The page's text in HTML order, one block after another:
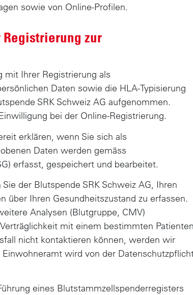
sowie von Online-Profilen.
zur
mit Ihrer Registrierung als
Daten sowie die HLA-Typisierung
SRK Schweiz AG aufgenommen.
bei der Online-Registrierung.
erklären, wenn Sie sich als
Daten werden gemäss
erfasst, gespeichert und bearbeitet.
der Blutspende SRK Schweiz AG, Ihren
über Ihren Gesundheitszustand zu erfassen.
Analysen (Blutgruppe, CMV)
mit einem bestimmten Patienten
nicht kontaktieren können, werden wir
wird von der
eines Blutstammzellspenderregisters